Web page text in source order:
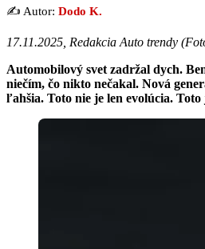
✍️ Autor: Dodo K.
17.11.2025, Redakcia Auto trendy (
Automobilový svet zadržal dych.
niečím, čo nikto nečakal. Nová
ľahšia. Toto nie je len evolúcia.